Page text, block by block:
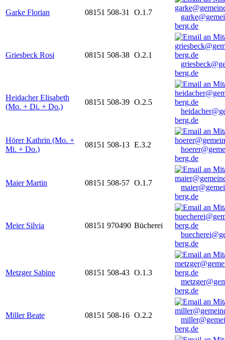
Garke Florian 08151 508-31 O.1.7
berg.de
Griesbeck Rosi 08151 508-38 O.2.1
berg.de
Heidacher Elisabeth
(Mo. + Di. + Do.)
08151 508-39 O.2.5
berg.de
Hörer Kathrin (Mo. +
Mi. + Do.)
08151 508-13 E.3.2
berg.de
Maier Martin 08151 508-57 O.1.7
berg.de
Meier Silvia 08151 970490 Bücherei
berg.de
Metzger Sabine 08151 508-43 O.1.3
berg.de
Miller Beate 08151 508-16 O.2.2
berg.de